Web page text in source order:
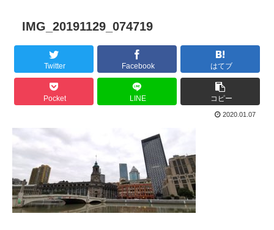
IMG_20191129_074719
Twitter Facebook はてブ
Pocket LINE コピー
2020.01.07